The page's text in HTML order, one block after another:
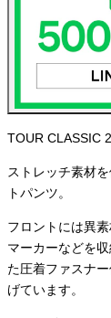
TOUR CLASSIC
ストレッチ素材
トパンツ。
フロントには異
マーカーなどを
た圧着ファスナ
げています。